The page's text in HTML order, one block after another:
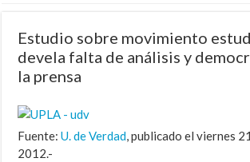
Estudio sobre movimiento
devela falta de análisis y
la prensa
Fuente:U. de Verdad, publicado el viernes
2012.-